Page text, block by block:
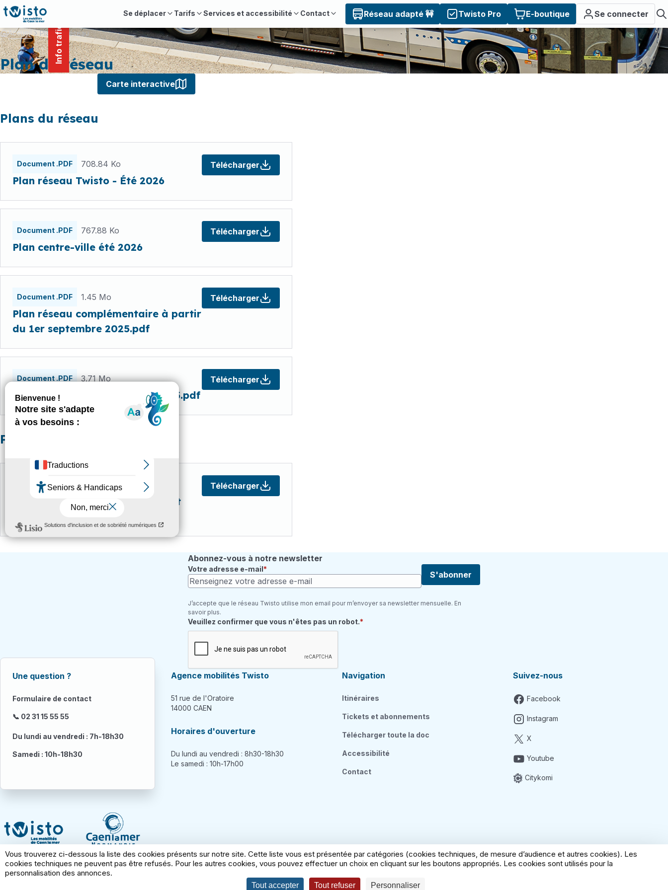
principal
Se déplacer Tarifs Services et accessibilité Contact Réseau adapté 🚧 Twisto Pro E-boutique Se connecter
Info trafic
Accueil Plan du réseau
Plan du réseau
Carte interactive
Plans du réseau
Document .PDF 708.84 Ko
Plan réseau Twisto - Été 2026
Télécharger
Document .PDF 767.88 Ko
Plan centre-ville été 2026
Télécharger
Document .PDF 1.45 Mo
Plan réseau complémentaire à partir
du 1er septembre 2025.pdf
Télécharger
Document .PDF 3.71 Mo
Plan réseau Tramway 2024 2025.pdf
Télécharger
Plans de pôle d'échange
Document .PDF 493.51 Ko
Saint-Clair - Pôle d'échange sept
Télécharger
Abonnez-vous à notre newsletter
Votre adresse e-mail
S'abonner
J’accepte que le réseau Twisto utilise mon email pour m’envoyer sa newsletter mensuelle. En
savoir plus.
Champ requis
Veuillez confirmer que vous n'êtes pas un robot.
Une question ?
Formulaire de contact
📞 02 31 15 55 55
Du lundi au vendredi : 7h-18h30
Samedi : 10h-18h30
Agence mobilités Twisto
51 rue de l'Oratoire
14000 CAEN
Horaires d'ouverture
Du lundi au vendredi : 8h30-18h30
Le samedi : 10h-17h00
Navigation
Itinéraires
Tickets et abonnements
Télécharger toute la doc
Accessibilité
Contact
Suivez-nous
Facebook
Instagram
X
Youtube
Citykomi
Politique cookies Politique de confidentialité
Panneau de gestion des cookies
Vous trouverez ci-dessous la liste des cookies présents sur notre site. Cette liste vous est présentée par catégories (cookies techniques, de mesure d’audience et autres cookies). Les
cookies techniques ne peuvent pas être refusés. Pour les autres cookies, vous pouvez effectuer un choix en cliquant sur les boutons appropriés. Les cookies sont utilisés pour la
personnalisation des annonces.
Tout accepter Tout refuser Personnaliser